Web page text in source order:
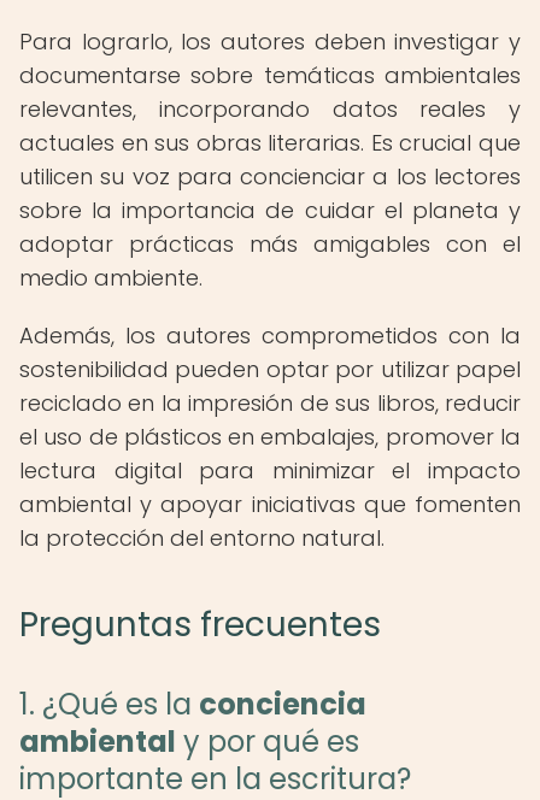
Para lograrlo, los autores deben investigar y
documentarse sobre temáticas ambientales
relevantes, incorporando datos reales y
actuales en sus obras literarias. Es crucial que
utilicen su voz para concienciar a los lectores
sobre la importancia de cuidar el planeta y
adoptar prácticas más amigables con el
medio ambiente.
Además, los autores comprometidos con la
sostenibilidad pueden optar por utilizar papel
reciclado en la impresión de sus libros, reducir
el uso de plásticos en embalajes, promover la
lectura digital para minimizar el impacto
ambiental y apoyar iniciativas que fomenten
la protección del entorno natural.
Preguntas frecuentes
1. ¿Qué es la conciencia
ambiental y por qué es
importante en la escritura?